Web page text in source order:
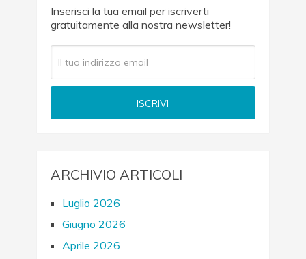
Inserisci la tua email per iscriverti
gratuitamente alla nostra newsletter!
ARCHIVIO ARTICOLI
Luglio 2026
Giugno 2026
Aprile 2026